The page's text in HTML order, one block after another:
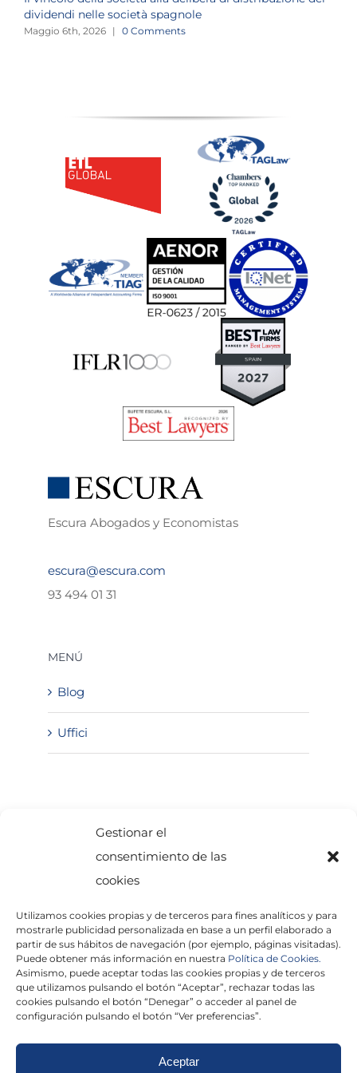
Gestionar el
consentimiento de las
cookies
Utilizamos cookies propias y de terceros para fines analíticos y para
mostrarle publicidad personalizada en base a un perfil elaborado a
partir de sus hábitos de navegación (por ejemplo, páginas visitadas).
Puede obtener más información en nuestra Política de Cookies.
Asimismo, puede aceptar todas las cookies propias y de terceros
que utilizamos pulsando el botón “Aceptar”, rechazar todas las
cookies pulsando el botón “Denegar” o acceder al panel de
configuración pulsando el botón “Ver preferencias”.
Aceptar
dividendi nelle società spagnole
Maggio 6th, 2026 | 0 Comments
Escura Abogados y Economistas
escura@escura.com
93 494 01 31
MENÚ
Blog
Uffici
He leído y acepto laPolítica de Privacidad